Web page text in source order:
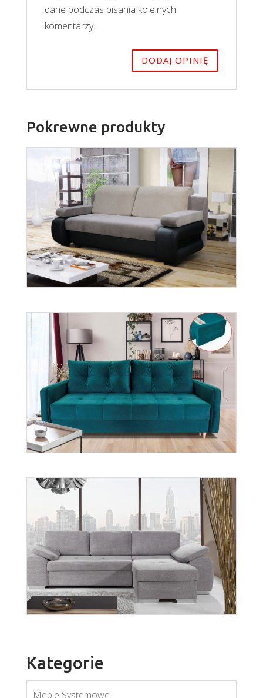
dane podczas pisania kolejnych
komentarzy.
Pokrewne produkty
Gabi
Oslo
Więcej
Kategorie
Meble Systemowe